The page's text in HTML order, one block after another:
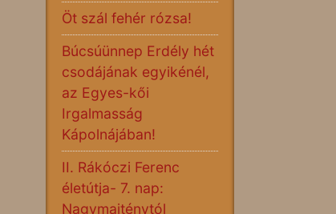
Öt szál fehér rózsa!
Búcsúünnep Erdély hét
csodájának egyikénél,
az Egyes-kői
Irgalmasság
Kápolnájában!
II. Rákóczi Ferenc
életútja- 7. nap:
Nagymajténytól